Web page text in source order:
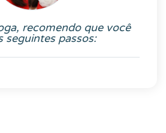
recomendo que você
seguintes passos: